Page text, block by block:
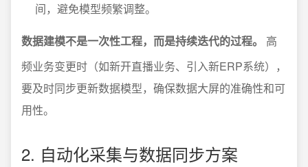
间，避免模型频繁调整。
数据建模不是一次性工程，而是持续迭代的过程。
高
频业务变更时（如新开直播业务、引入新ERP系统），
要及时同步更新数据模型，确保数据大屏的准确性和可
用性。
2. 自动化采集与数据同步方案